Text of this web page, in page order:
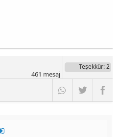
Teşekkür: 2
461 mesaj